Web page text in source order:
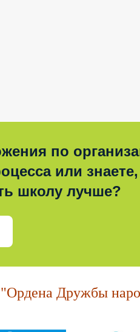
по
или знаете,
школу лучше?
Дружбы